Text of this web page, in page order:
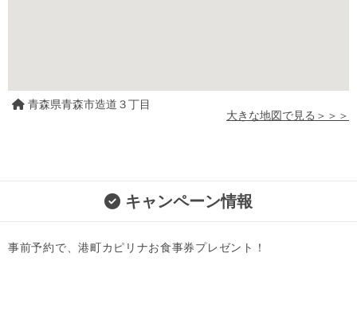
青森県青森市造道３丁目
大きな地図で見る＞＞＞
キャンペーン情報
事前予約で、港町カピリナお食事券プレゼント！